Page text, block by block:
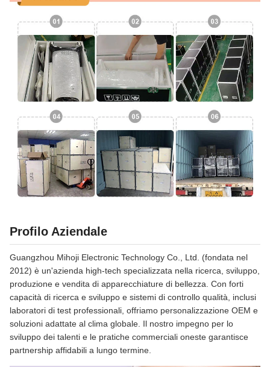
Profilo Aziendale
Guangzhou Mihoji Electronic Technology Co., Ltd. (fondata nel
2012) è un'azienda high-tech specializzata nella ricerca, sviluppo,
produzione e vendita di apparecchiature di bellezza. Con forti
capacità di ricerca e sviluppo e sistemi di controllo qualità, inclusi
laboratori di test professionali, offriamo personalizzazione OEM e
soluzioni adattate al clima globale. Il nostro impegno per lo
sviluppo dei talenti e le pratiche commerciali oneste garantisce
partnership affidabili a lungo termine.